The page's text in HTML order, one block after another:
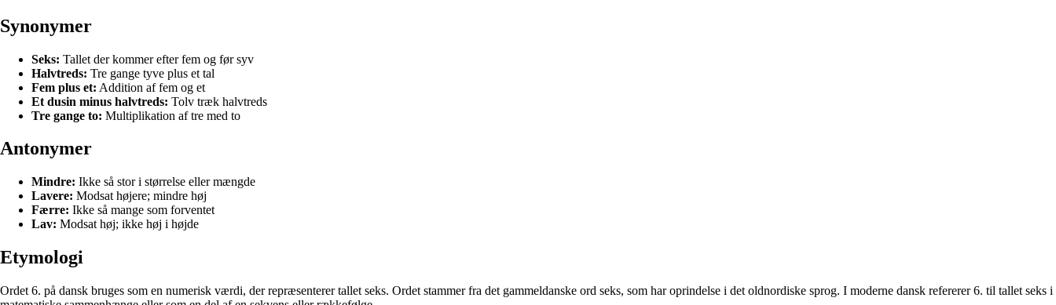
Synonymer
Seks: Tallet der kommer efter fem og før syv
Halvtreds: Tre gange tyve plus et tal
Fem plus et: Addition af fem og et
Et dusin minus halvtreds: Tolv træk halvtreds
Tre gange to: Multiplikation af tre med to
Antonymer
Mindre: Ikke så stor i størrelse eller mængde
Lavere: Modsat højere; mindre høj
Færre: Ikke så mange som forventet
Lav: Modsat høj; ikke høj i højde
Etymologi
Ordet 6. på dansk bruges som en numerisk værdi, der repræsenterer tallet seks. Ordet stammer fra det gammeldanske ord seks, som har oprindelse i det oldnordiske sprog. I moderne dansk refererer 6. til tallet seks i